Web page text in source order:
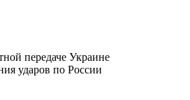
передаче Украине
ударов по России